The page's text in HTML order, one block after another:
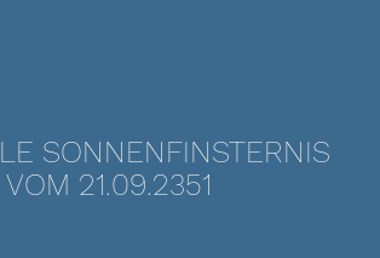
SONNENFINSTERNIS
VOM 21.09.2351